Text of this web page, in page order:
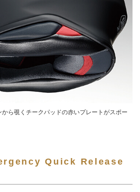
ら覗くチークパッドの赤いプレートがスポー
Quick Release